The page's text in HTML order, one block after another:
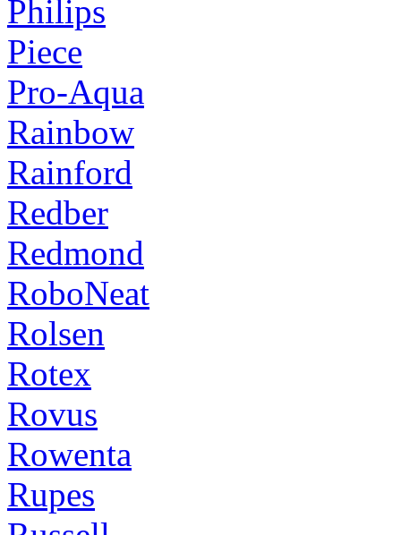
Philips
Piece
Pro-Aqua
Rainbow
Rainford
Redber
Redmond
RoboNeat
Rolsen
Rotex
Rovus
Rowenta
Rupes